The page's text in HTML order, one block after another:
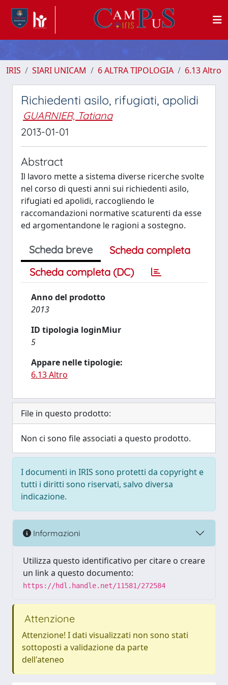
IRIS SIARI UNICAM 6 ALTRA TIPOLOGIA 6.13 Altro
Richiedenti asilo, rifugiati, apolidi
GUARNIER, Tatiana
2013-01-01
Abstract
Il lavoro mette a sistema diverse ricerche svolte
nel corso di questi anni sui richiedenti asilo,
rifugiati ed apolidi, raccogliendo le
raccomandazioni normative scaturenti da esse
ed argomentandone le ragioni a sostegno.
Scheda breve
Scheda completa
Scheda completa (DC)
Anno del prodotto
2013
ID tipologia loginMiur
5
Appare nelle tipologie:
6.13 Altro
File in questo prodotto:
Non ci sono file associati a questo prodotto.
I documenti in IRIS sono protetti da copyright e
tutti i diritti sono riservati, salvo diversa
indicazione.
Informazioni
Utilizza questo identificativo per citare o creare
un link a questo documento:
https://hdl.handle.net/11581/272584
Attenzione
Attenzione! I dati visualizzati non sono stati
sottoposti a validazione da parte
dell'ateneo